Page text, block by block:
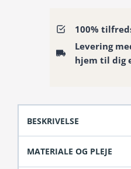
100%
Levering
hjem til dig
BESKRIVELSE
MATERIALE OG PLEJE